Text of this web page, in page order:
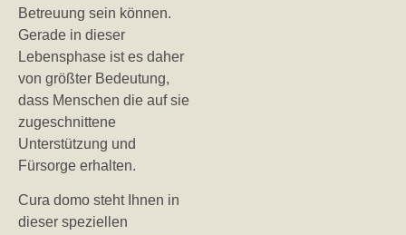
Betreuung sein können.
Gerade in dieser
Lebensphase ist es daher
von größter Bedeutung,
dass Menschen die auf sie
zugeschnittene
Unterstützung und
Fürsorge erhalten.
Cura domo steht Ihnen in
dieser speziellen